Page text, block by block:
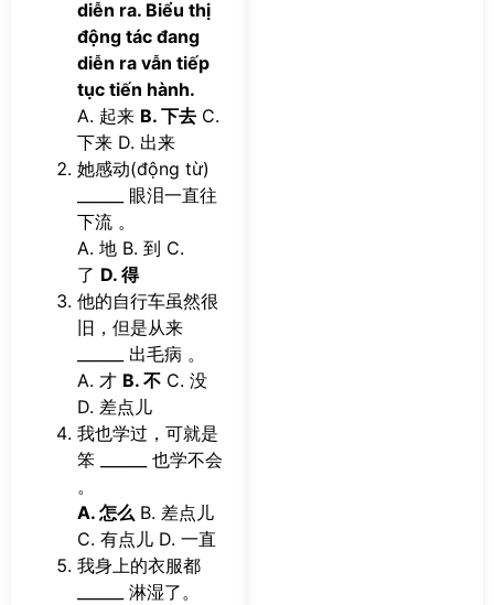
diễn ra. Biểu thị
động tác đang
diễn ra vẫn tiếp
tục tiến hành.
A. 起来 B. 下去 C.
下来 D. 出来
她感动(động từ)
______ 眼泪一直往
下流 。
A. 地 B. 到 C.
了 D. 得
他的自行车虽然很
旧，但是从来
______ 出毛病 。
A. 才 B. 不 C. 没
D. 差点儿
我也学过，可就是
笨 ______ 也学不会
。
A. 怎么 B. 差点儿
C. 有点儿 D. 一直
我身上的衣服都
______ 淋湿了。